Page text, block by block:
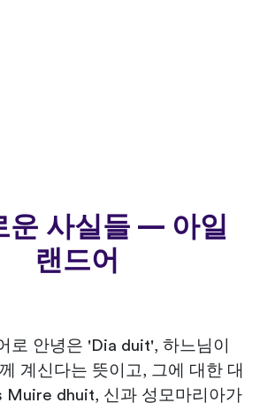
운 사실들 — 아일
랜드어
로 안녕은 'Dia duit', 하느님이
계신다는 뜻이고, 그에 대한 대
Muire dhuit, 신과 성모마리아가